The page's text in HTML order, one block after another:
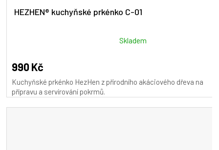
HEZHEN® kuchyňské prkénko C-01
produktu
je
5,0
z
Skladem
990 Kč
Kuchyňské prkénko HezHen z přírodního akáciového dřeva na
přípravu a servírování pokrmů.